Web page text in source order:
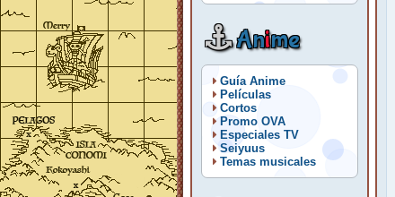
Anime
Guía Anime
Películas
Cortos
Promo OVA
Especiales TV
Seiyuus
Temas musicales